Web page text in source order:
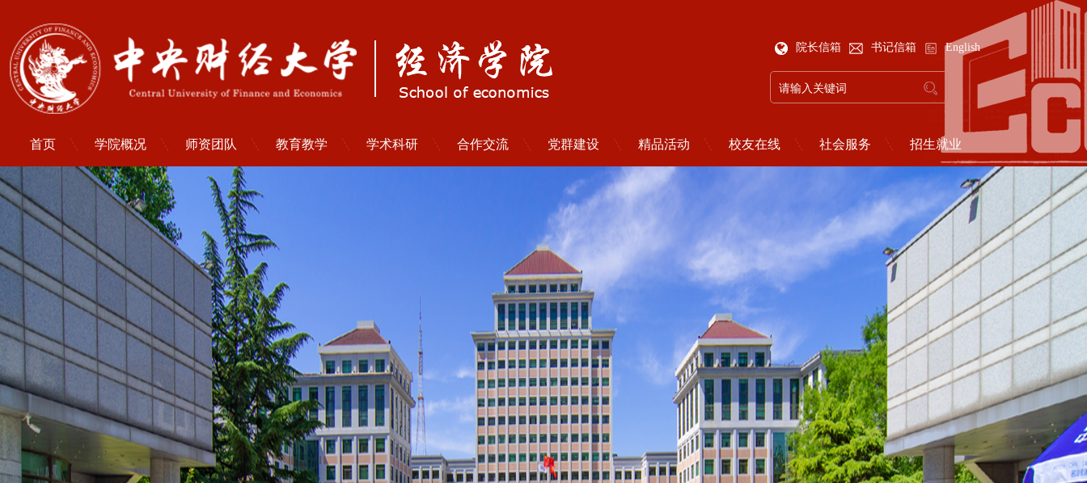
院长信箱 书记信箱 English
首页 学院概况 师资团队 教育教学 学术科研 合作交流 党群建设 精品活动 校友在线 社会服务 招生就业